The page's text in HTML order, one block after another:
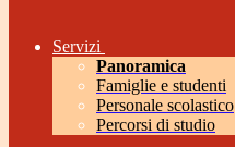
Servizi
Panoramica
Famiglie e studenti
Personale scolastico
Percorsi di studio